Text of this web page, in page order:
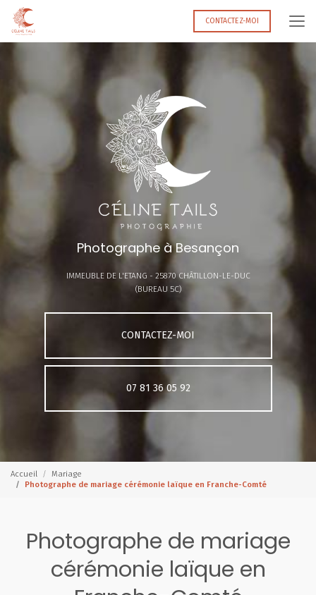
Aller
contenu
CONTACTEZ-MOI
Photographe à Besançon
IMMEUBLE DE L'ETANG - 25870 CHÂTILLON-LE-DUC
(BUREAU 5C)
CONTACTEZ-MOI
07 81 36 05 92
Accueil
Mariage
Photographe de mariage cérémonie laïque en Franche-Comté
Photographe de mariage
cérémonie laïque en